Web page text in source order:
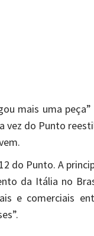
mais uma
vez do Punto
do Punto. A
da Itália no
e comerciais